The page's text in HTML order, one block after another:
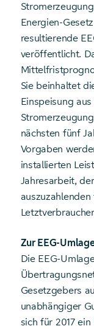
Energien-
resultierende
veröffentlicht.
Sie beinhaltet
Einspeisung
nächsten fünf
Vorgaben
installierten
Jahresarbeit,
Zur EEG-
Die EEG-
Gesetzgebers
unabhängiger
sich für 2017